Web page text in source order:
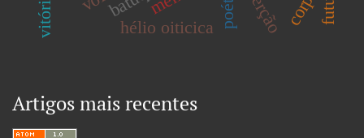
hélio oiticica
Artigos mais recentes